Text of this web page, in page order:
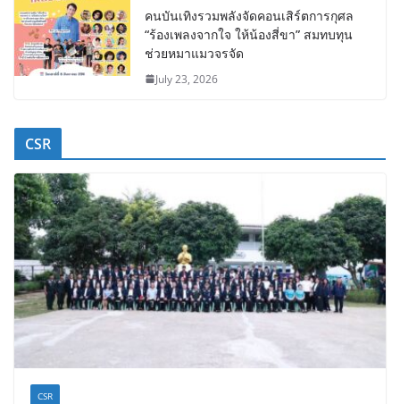
คนบันเทิงรวมพลังจัดคอนเสิร์ตการกุศล
“ร้องเพลงจากใจ ให้น้องสี่ขา” สมทบทุน
ช่วยหมาแมวจรจัด
July 23, 2026
CSR
CSR